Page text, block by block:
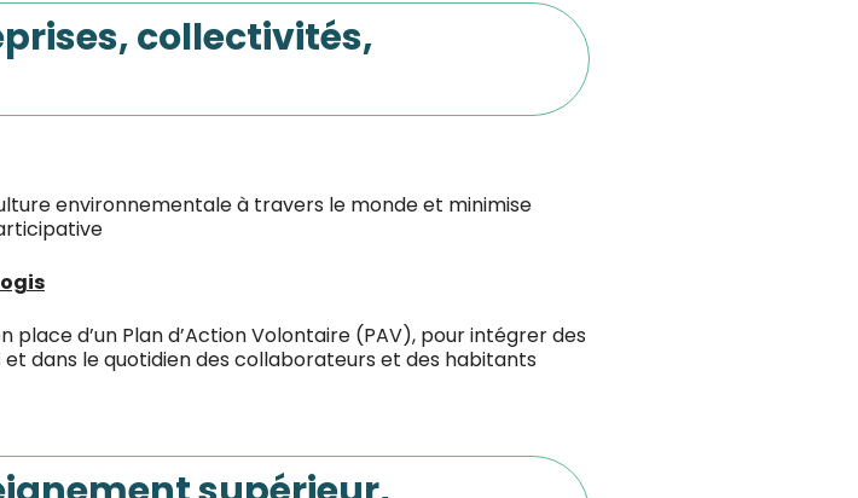
collectivités,
environnementale à travers le monde et minimise
d’un Plan d’Action Volontaire (PAV), pour intégrer des
dans le quotidien des collaborateurs et des habitants